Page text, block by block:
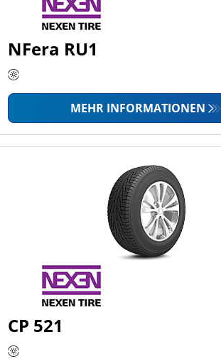
NFera RU1
MEHR INFORMATIONEN
CP 521